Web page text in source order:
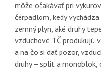
môže očakávať pri
čerpadlom, kedy
zemný plyn, aké druhy
vzduchové TČ produkujú
a na čo si dať pozor,
druhy – split a monoblok,